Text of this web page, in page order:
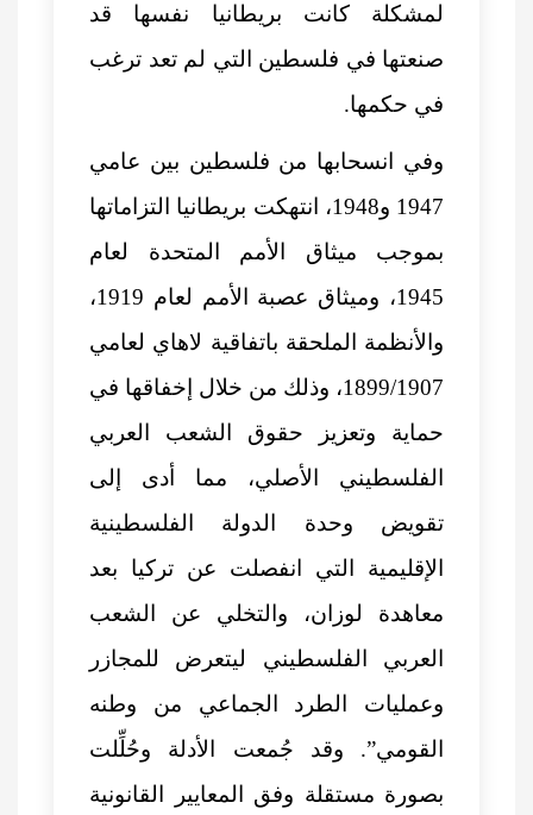
لمشكلة كانت بريطانيا نفسها قد
صنعتها في فلسطين التي لم تعد ترغب
في حكمها.
وفي انسحابها من فلسطين بين عامي
1947 و1948، انتهكت بريطانيا التزاماتها
بموجب ميثاق الأمم المتحدة لعام
1945، وميثاق عصبة الأمم لعام 1919،
والأنظمة الملحقة باتفاقية لاهاي لعامي
1899/1907، وذلك من خلال إخفاقها في
حماية وتعزيز حقوق الشعب العربي
الفلسطيني الأصلي، مما أدى إلى
تقويض وحدة الدولة الفلسطينية
الإقليمية التي انفصلت عن تركيا بعد
معاهدة لوزان، والتخلي عن الشعب
العربي الفلسطيني ليتعرض للمجازر
وعمليات الطرد الجماعي من وطنه
القومي”. وقد جُمعت الأدلة وحُلِّلت
بصورة مستقلة وفق المعايير القانونية